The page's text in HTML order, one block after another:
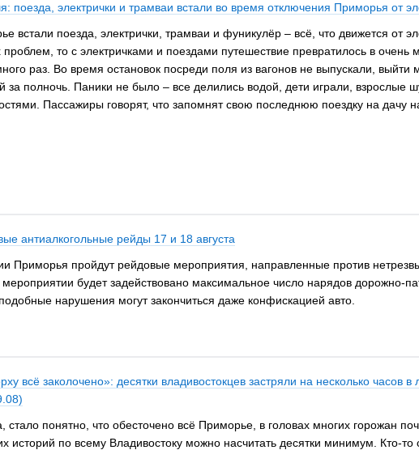
поезда, электрички и трамваи встали во время отключения Приморья от
встали поезда, электрички, трамваи и фуникулёр – всё, что движется от
то с электричками и поездами путешествие превратилось в очень
раз. Во время остановок посреди поля из вагонов не выпускали,
за полночь. Паники не было – все делились водой, дети играли, взрослые
Пассажиры говорят, что запомнят свою последнюю поездку на дачу
антиалкогольные рейды 17 и 18 августа
Приморья пройдут рейдовые мероприятия, направленные против
будет задействовано максимальное число нарядов дорожно-
нарушения могут закончиться даже конфискацией авто.
всё заколочено»: десятки владивостокцев застряли на несколько часов
стало понятно, что обесточено всё Приморье, в головах многих горожан
историй по всему Владивостоку можно насчитать десятки минимум. Кто-